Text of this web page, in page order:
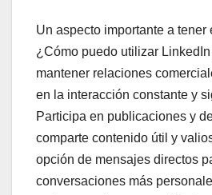
Un aspecto importante a tener
¿Cómo puedo utilizar
mantener relaciones
en la interacción constante y
Participa en publicaciones y
comparte contenido útil y
opción de mensajes directos
conversaciones más